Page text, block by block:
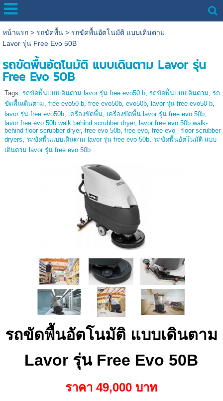
หน้าแรก> รถขัดพื้น> รถขัดพื้นอัตโนมัติ แบบเดินตาม
Lavor รุ่น Free Evo 50B
รถขัดพื้นอัตโนมัติ แบบเดินตาม Lavor รุ่น
Free Evo 50B
Tags: รถขัดพื้นแบบเดินตาม lavor รุ่น free evo50 b, รถขัดพื้นแบบเดินตาม, รถ
ขัดพื้นเดินตาม, free evo50 b, free evo50b, evo50b, lavor รุ่น free evo50 b,
lavor รุ่น free evo50b, เครื่องขัดพื้น, เครื่องขัดพื้น lavor รุ่น free evo 50b,
lavor free evo 50b walk behind scrubber dryer, lavor free evo 50b walk-
behind floor scrubber dryer, free evo 50b, free evo, free evo - floor scrubber
dryers, รถขัดพื้นแบบเดินตาม lavor รุ่น free evo 50b, รถขัดพื้นอัตโนมัติ แบบ
เดินตาม lavor รุ่น free evo 50b
รถขัดพื้นอัตโนมัติ แบบเดินตาม
Lavor รุ่น Free Evo 50B
ราคา 49,000 บาท